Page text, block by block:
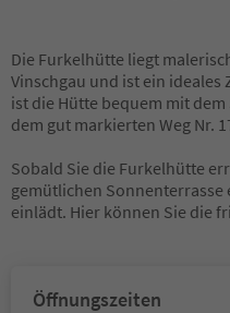
Die Furkelhütte liegt
Vinschgau und ist ein
ist die Hütte bequem mit
dem gut markierten Weg Nr.
Sobald Sie die Furkelhütte
gemütlichen Sonnenterrasse
einlädt. Hier können Sie die
Öffnungszeiten